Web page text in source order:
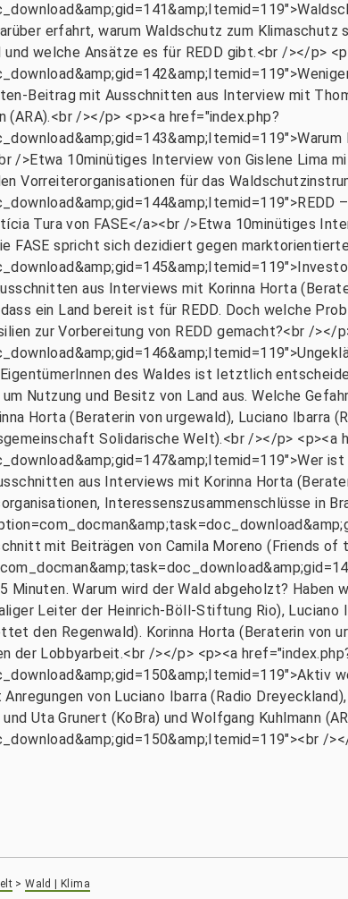
erfahrt, warum Waldschutz zum
welche Ansätze es für REDD gibt.<br /></p>
Beitrag mit Ausschnitten aus Interview mit
/></p> <p><a href="index.php?
/>Etwa 10minütiges Interview von Gislene Lima
Vorreiterorganisationen für das
Tura von FASE</a><br />Etwa 10minütiges
FASE spricht sich dezidiert gegen
aus Interviews mit Korinna Horta
ein Land bereit ist für REDD. Doch welche
zur Vorbereitung von REDD gemacht?<br /></
des Waldes ist letztlich
Nutzung und Besitz von Land aus. Welche
Horta (Beraterin von urgewald), Luciano Ibarra
Solidarische Welt).<br /></p> <p><a
aus Interviews mit Korinna Horta
Interessenszusammenschlüsse in
mit Beiträgen von Camila Moreno (Friends of
Minuten. Warum wird der Wald abgeholzt?
Leiter der Heinrich-Böll-Stiftung Rio),
den Regenwald). Korinna Horta (Beraterin von
der Lobbyarbeit.<br /></p> <p><a
von Luciano Ibarra (Radio
Uta Grunert (KoBra) und Wolfgang Kuhlmann
/
>Wald | Klima